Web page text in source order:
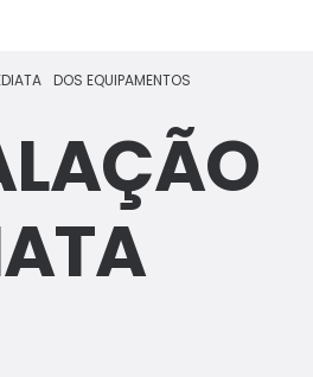
Serviç
DOS EQUIPAMENTOS